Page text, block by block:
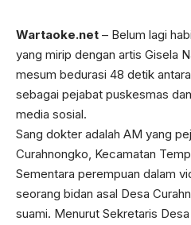
Wartaoke.net – Belum lagi
yang mirip dengan artis Gisela
mesum bedurasi 48 detik
sebagai pejabat puskesmas
media sosial.
Sang dokter adalah AM yang
Curahnongko, Kecamatan
Sementara perempuan dalam
seorang bidan asal Desa
suami. Menurut Sekretaris